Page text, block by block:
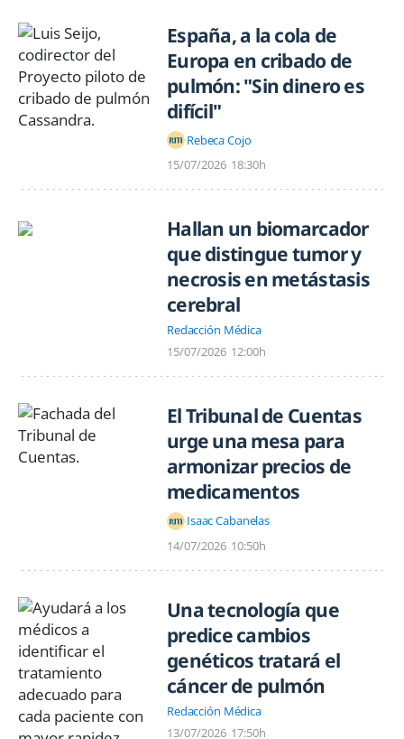
España, a la cola de
Europa en cribado de
pulmón: "Sin dinero es
difícil"
Rebeca Cojo
15/07/2026 18:30h
Hallan un biomarcador
que distingue tumor y
necrosis en metástasis
cerebral
Redacción Médica
15/07/2026 12:00h
El Tribunal de Cuentas
urge una mesa para
armonizar precios de
medicamentos
Isaac Cabanelas
14/07/2026 10:50h
Una tecnología que
predice cambios
genéticos tratará el
cáncer de pulmón
Redacción Médica
13/07/2026 17:50h